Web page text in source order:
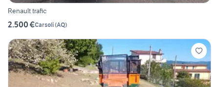
Renault trafic
2.500 €Carsoli(AQ)